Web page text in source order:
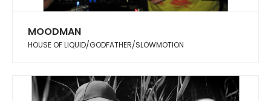
MOODMAN
HOUSE OF LIQUID/GODFATHER/SLOWMOTION